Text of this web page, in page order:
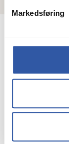
Markedsføring